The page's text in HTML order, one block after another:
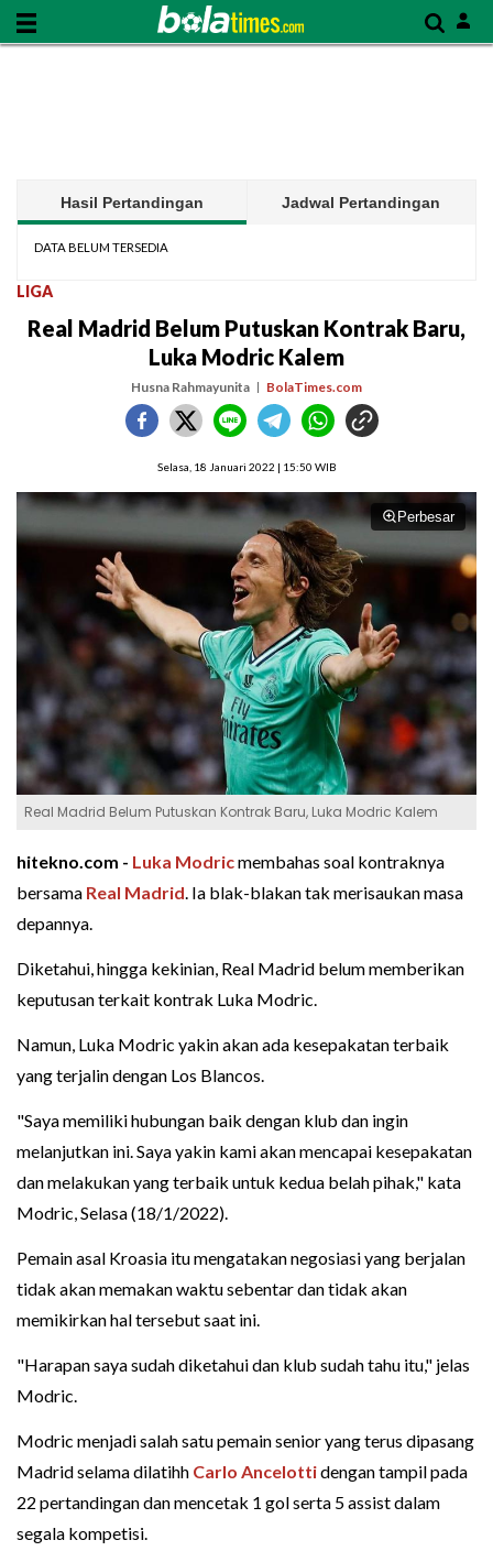
Hasil Pertandingan Jadwal Pertandingan
DATA BELUM TERSEDIA
LIGA
Real Madrid Belum Putuskan Kontrak Baru,
Luka Modric Kalem
Husna Rahmayunita BolaTimes.com
Selasa, 18 Januari 2022 | 15:50 WIB
Perbesar
Real Madrid Belum Putuskan Kontrak Baru, Luka Modric Kalem
hitekno.com - Luka Modricmembahas soal kontraknya
bersama Real Madrid. Ia blak-blakan tak merisaukan masa
depannya.
Diketahui, hingga kekinian, Real Madrid belum memberikan
keputusan terkait kontrak Luka Modric.
Namun, Luka Modric yakin akan ada kesepakatan terbaik
yang terjalin dengan Los Blancos.
"Saya memiliki hubungan baik dengan klub dan ingin
melanjutkan ini. Saya yakin kami akan mencapai kesepakatan
dan melakukan yang terbaik untuk kedua belah pihak," kata
Modric, Selasa (18/1/2022).
Pemain asal Kroasia itu mengatakan negosiasi yang berjalan
tidak akan memakan waktu sebentar dan tidak akan
memikirkan hal tersebut saat ini.
"Harapan saya sudah diketahui dan klub sudah tahu itu," jelas
Modric.
Modric menjadi salah satu pemain senior yang terus dipasang
Madrid selama dilatihh Carlo Ancelottidengan tampil pada
22 pertandingan dan mencetak 1 gol serta 5 assist dalam
segala kompetisi.